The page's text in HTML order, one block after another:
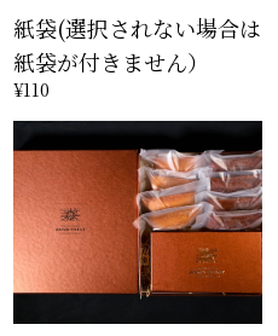
紙袋(選択されない場合は
紙袋が付きません）
¥110